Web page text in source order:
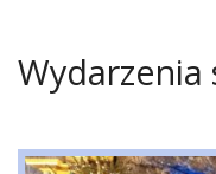
Wydarzenia